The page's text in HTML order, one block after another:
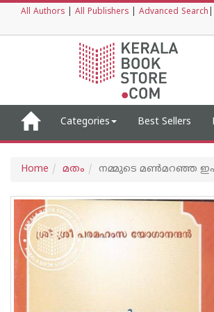
All Authors All Publishers Advanced Search
Categories Best Sellers
Home മതം നമ്മുടെ മൺമറഞ്ഞ